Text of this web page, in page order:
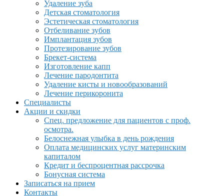
Удаление зуба
Детская стоматология
Эстетическая стоматология
Отбеливание зубов
Имплантация зубов
Протезирование зубов
Брекет-система
Изготовление капп
Лечение пародонтита
Удаление кисты и новообразований
Лечение перикоронита
Специалисты
Акции и скидки
Спец. предложение для пациентов с проф.
осмотра.
Белоснежная улыбка в день рождения
Оплата медицинских услуг материнским
капиталом
Кредит и беспроцентная рассрочка
Бонусная система
Записаться на прием
Контакты